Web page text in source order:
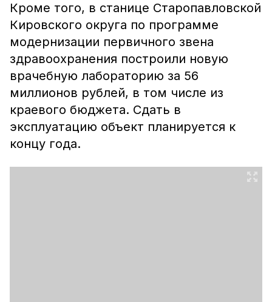
Кроме того, в станице Старопавловской
Кировского округа по программе
модернизации первичного звена
здравоохранения построили новую
врачебную лабораторию за 56
миллионов рублей, в том числе из
краевого бюджета. Сдать в
эксплуатацию объект планируется к
концу года.